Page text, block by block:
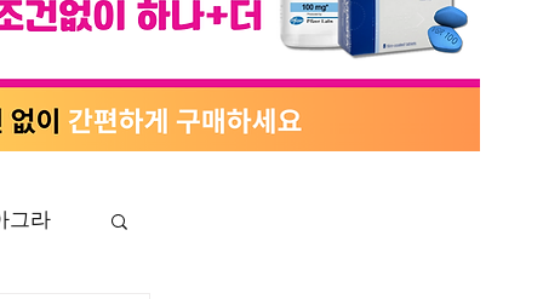
그라